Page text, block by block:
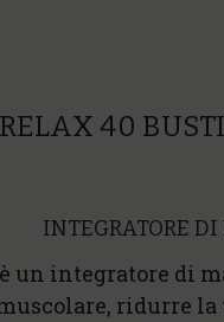
40
INTEGRATORE
un integratore di
ridurre